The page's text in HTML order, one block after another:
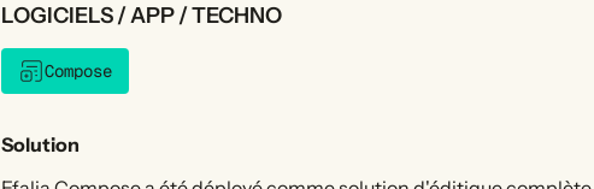
LOGICIELS / APP / TECHNO
Compose
Solution